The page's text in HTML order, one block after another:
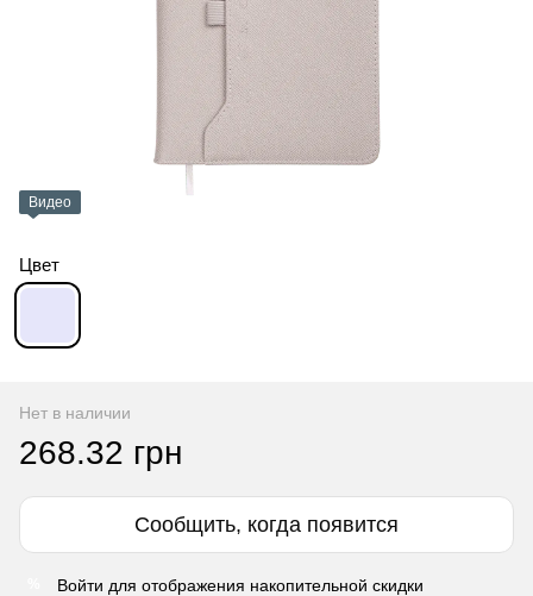
Видео
Цвет
Нет в наличии
268.32 грн
Сообщить, когда появится
Войти для отображения накопительной скидки